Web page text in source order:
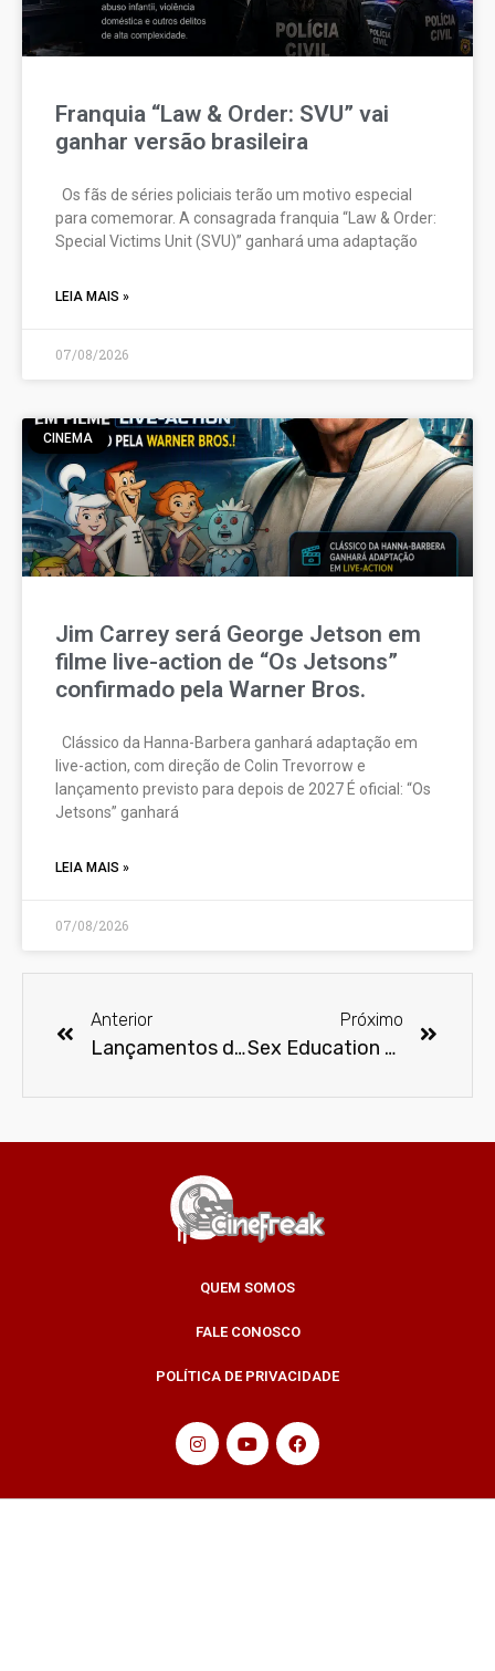
Franquia “Law & Order: SVU” vai
ganhar versão brasileira
Os fãs de séries policiais terão um motivo especial
para comemorar. A consagrada franquia “Law & Order:
Special Victims Unit (SVU)” ganhará uma adaptação
LEIA MAIS »
07/08/2026
CINEMA
Jim Carrey será George Jetson em
filme live-action de “Os Jetsons”
confirmado pela Warner Bros.
Clássico da Hanna-Barbera ganhará adaptação em
live-action, com direção de Colin Trevorrow e
lançamento previsto para depois de 2027 É oficial: “Os
Jetsons” ganhará
LEIA MAIS »
07/08/2026
Anterior
Lançamentos de filmes e séries na Netflix em abril
Próximo
Sex Education é a série mais popular entre brasileiros em 2020
QUEM SOMOS
FALE CONOSCO
POLÍTICA DE PRIVACIDADE